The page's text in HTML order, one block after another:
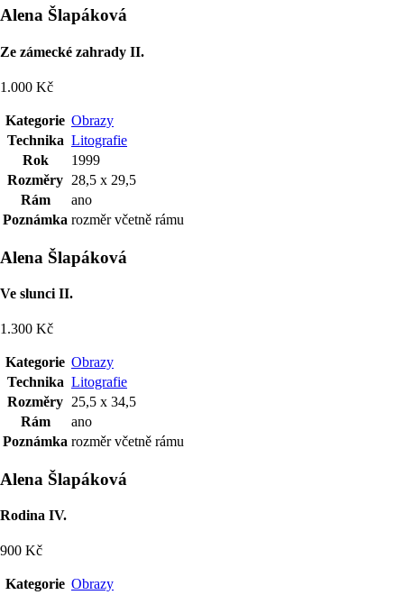
Alena Šlapáková
Ze zámecké zahrady II.
1.000 Kč
Kategorie Obrazy
Technika Litografie
Rok
1999
Rozměry 28,5 x 29,5
Rám
ano
Poznámka rozměr včetně rámu
Alena Šlapáková
Ve slunci II.
1.300 Kč
Kategorie Obrazy
Technika Litografie
Rozměry 25,5 x 34,5
Rám
ano
Poznámka rozměr včetně rámu
Alena Šlapáková
Rodina IV.
900 Kč
Kategorie Obrazy